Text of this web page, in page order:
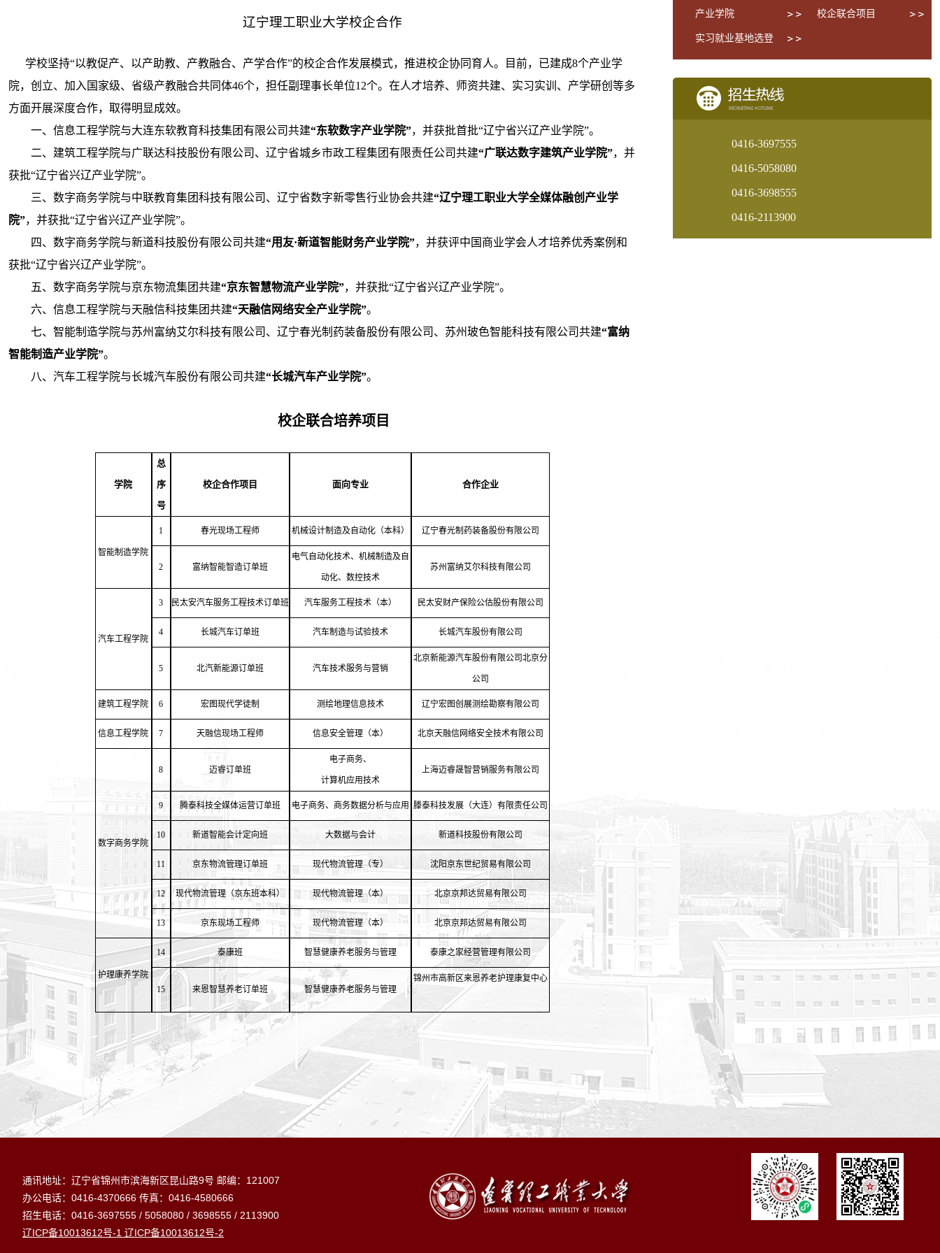
辽宁理工职业大学校企合作
学校坚持“以教促产、以产助教、产教融合、产学合作”的校企合作发展模式，推进校企协同育人。目前，已建成8个产业学
院，创立、加入国家级、省级产教融合共同体46个，担任副理事长单位12个。在人才培养、师资共建、实习实训、产学研创等多
方面开展深度合作，取得明显成效。
一、信息工程学院与大连东软教育科技集团有限公司共建“东软数字产业学院”，并获批首批“辽宁省兴辽产业学院”。
二、建筑工程学院与广联达科技股份有限公司、辽宁省城乡市政工程集团有限责任公司共建“广联达数字建筑产业学院”，并
获批“辽宁省兴辽产业学院”。
三、数字商务学院与中联教育集团科技有限公司、辽宁省数字新零售行业协会共建“辽宁理工职业大学全媒体融创产业学
院”，并获批“辽宁省兴辽产业学院”。
四、数字商务学院与新道科技股份有限公司共建“用友·新道智能财务产业学院”，并获评中国商业学会人才培养优秀案例和
获批“辽宁省兴辽产业学院”。
五、数字商务学院与京东物流集团共建“京东智慧物流产业学院”，并获批“辽宁省兴辽产业学院”。
六、信息工程学院与天融信科技集团共建“天融信网络安全产业学院”。
七、智能制造学院与苏州富纳艾尔科技有限公司、辽宁春光制药装备股份有限公司、苏州玻色智能科技有限公司共建“富纳
智能制造产业学院”。
八、汽车工程学院与长城汽车股份有限公司共建“长城汽车产业学院”。
校企联合培养项目
学院
总
序
号
校企合作项目 面向专业 合作企业
智能制造学院
1 春光现场工程师 机械设计制造及自动化（本科） 辽宁春光制药装备股份有限公司
2 富纳智能智造订单班
电气自动化技术、机械制造及自
动化、数控技术
苏州富纳艾尔科技有限公司
汽车工程学院
3 民太安汽车服务工程技术订单班 汽车服务工程技术（本） 民太安财产保险公估股份有限公司
4 长城汽车订单班 汽车制造与试验技术 长城汽车股份有限公司
5 北汽新能源订单班 汽车技术服务与营销
北京新能源汽车股份有限公司北京分
公司
建筑工程学院 6 宏图现代学徒制 测绘地理信息技术 辽宁宏图创展测绘勘察有限公司
信息工程学院 7 天融信现场工程师 信息安全管理（本） 北京天融信网络安全技术有限公司
数字商务学院
8 迈睿订单班
电子商务、
计算机应用技术
上海迈睿晟智营销服务有限公司
9 腾泰科技全媒体运营订单班 电子商务、商务数据分析与应用 滕泰科技发展（大连）有限责任公司
10 新道智能会计定向班 大数据与会计 新道科技股份有限公司
11 京东物流管理订单班 现代物流管理（专） 沈阳京东世纪贸易有限公司
12 现代物流管理（京东班本科） 现代物流管理（本） 北京京邦达贸易有限公司
13 京东现场工程师 现代物流管理（本） 北京京邦达贸易有限公司
护理康养学院
14 泰康班 智慧健康养老服务与管理 泰康之家经营管理有限公司
15 来恩智慧养老订单班 智慧健康养老服务与管理
锦州市高新区来恩养老护理康复中心
产业学院 校企联合项目
实习就业基地选登
0416-3697555
0416-5058080
0416-3698555
0416-2113900
通讯地址：辽宁省锦州市滨海新区昆山路9号 邮编：121007
办公电话： 0416-4370666 传真： 0416-4580666
招生电话： 0416-3697555 / 5058080 / 3698555 / 2113900
辽ICP备10013612号-1 辽ICP备10013612号-2